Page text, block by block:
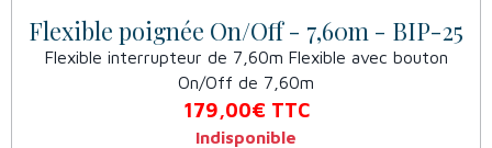
Flexible poignée On/Off - 7,60m - BIP-25
Flexible interrupteur de 7,60m Flexible avec bouton
On/Off de 7,60m
179,00€ TTC
Indisponible